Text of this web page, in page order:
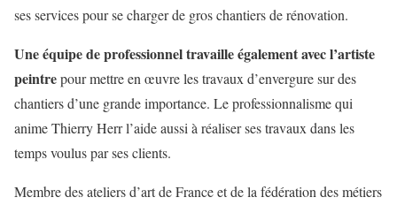
ses services pour se charger de gros chantiers de rénovation.
Une équipe de professionnel travaille également avec l’artiste
peintrepour mettre en œuvre les travaux d’envergure sur des
chantiers d’une grande importance. Le professionnalisme qui
anime Thierry Herr l’aide aussi à réaliser ses travaux dans les
temps voulus par ses clients.
Membre des ateliers d’art de France et de la fédération des métiers